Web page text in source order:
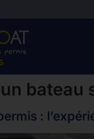
bateau
: